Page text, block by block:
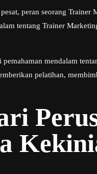
peran seorang
tentang Trainer
mendalam
pelatihan,